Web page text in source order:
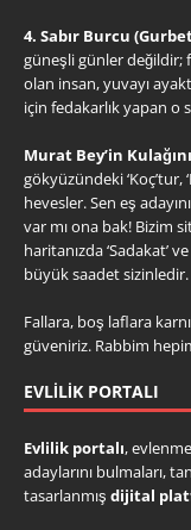
4. Sabır Burcu
güneşli günler değildir;
olan insan, yuvayı
için fedakarlık yapan o
Murat Bey’in
gökyüzündeki ‘Koç’tur,
hevesler. Sen eş
var mı ona bak! Bizim
haritanızda ‘Sadakat’
büyük saadet sizinledir.
Fallara, boş laflara
güveniriz. Rabbim
EVLILIK PORTALI
Evlilik portalı,
adaylarını bulmaları,
tasarlanmış dijital